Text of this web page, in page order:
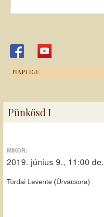
NAPI IGE
Pünkösd I
MIKOR:
2019. június 9., 11:00 de.
Tordai Levente (Úrvacsora)